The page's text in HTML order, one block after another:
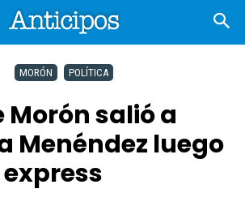
MORÓN POLÍTICA
Morón salió a
Menéndez luego